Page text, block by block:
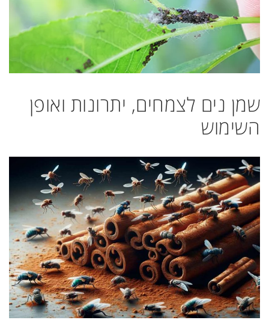
שמן נים לצמחים, יתרונות ואופן
השימוש